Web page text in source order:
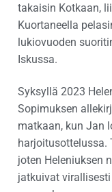
takaisin Kotkaan,
Kuortaneella
lukiovuoden
Iskussa.
Syksyllä 2023
Sopimuksen
matkaan, kun Jan
harjoitusottelussa.
joten Heleniuksen
jatkuivat